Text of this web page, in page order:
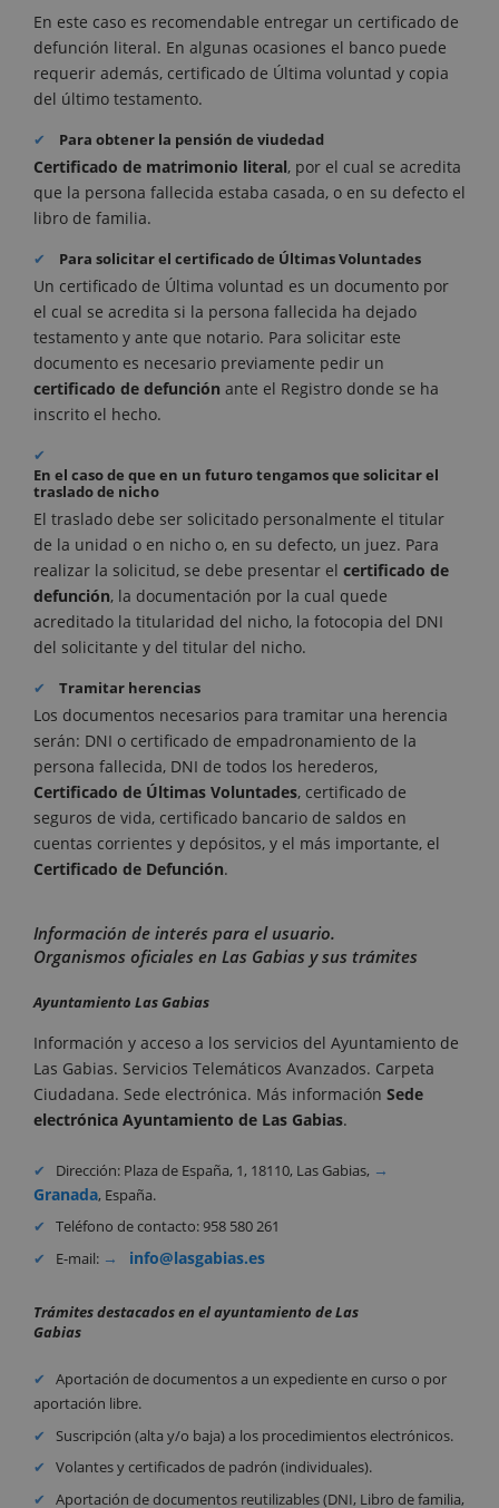
En este caso es recomendable entregar un certificado de
defunción literal. En algunas ocasiones el banco puede
requerir además, certificado de Última voluntad y copia
del último testamento.
Para obtener la pensión de viudedad
Certificado de matrimonio literal, por el cual se acredita
que la persona fallecida estaba casada, o en su defecto el
libro de familia.
Para solicitar el certificado de Últimas Voluntades
Un certificado de Última voluntad es un documento por
el cual se acredita si la persona fallecida ha dejado
testamento y ante que notario. Para solicitar este
documento es necesario previamente pedir un
certificado de defunción ante el Registro donde se ha
inscrito el hecho.
En el caso de que en un futuro tengamos que solicitar el
traslado de nicho
El traslado debe ser solicitado personalmente el titular
de la unidad o en nicho o, en su defecto, un juez. Para
realizar la solicitud, se debe presentar el certificado de
defunción, la documentación por la cual quede
acreditado la titularidad del nicho, la fotocopia del DNI
del solicitante y del titular del nicho.
Tramitar herencias
Los documentos necesarios para tramitar una herencia
serán: DNI o certificado de empadronamiento de la
persona fallecida, DNI de todos los herederos,
Certificado de Últimas Voluntades, certificado de
seguros de vida, certificado bancario de saldos en
cuentas corrientes y depósitos, y el más importante, el
Certificado de Defunción.
Información de interés para el usuario.
Organismos oficiales en Las Gabias y sus trámites
Ayuntamiento Las Gabias
Información y acceso a los servicios del Ayuntamiento de
Las Gabias. Servicios Telemáticos Avanzados. Carpeta
Ciudadana. Sede electrónica. Más información Sede
electrónica Ayuntamiento de Las Gabias.
Dirección: Plaza de España, 1, 18110, Las Gabias,
Granada, España.
Teléfono de contacto: 958 580 261
E-mail:
info@lasgabias.es
Trámites destacados en el ayuntamiento de Las
Gabias
Aportación de documentos a un expediente en curso o por
aportación libre.
Suscripción (alta y/o baja) a los procedimientos electrónicos.
Volantes y certificados de padrón (individuales).
Aportación de documentos reutilizables (DNI, Libro de familia,